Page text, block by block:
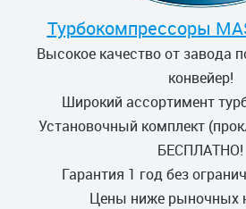
Турбокомпрессоры
Высокое качество от завода
конвейер!
Широкий ассортимент
Установочный комплект
БЕСПЛАТНО!
Гарантия 1 год без
Цены ниже рыночных